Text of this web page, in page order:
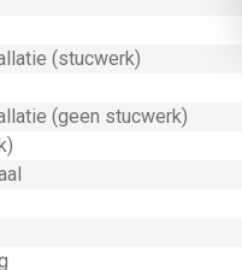
(stucwerk)
(geen stucwerk)